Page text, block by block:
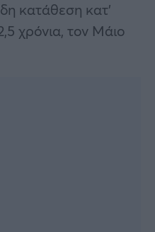
κατάθεση κατ’
χρόνια, τον Μάιο